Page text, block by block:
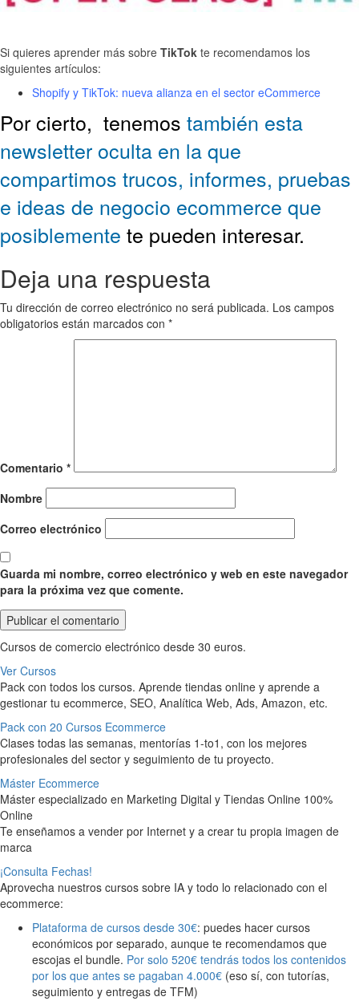
Si quieres aprender más sobre TikTok te recomendamos los
siguientes artículos:
Shopify y TikTok: nueva alianza en el sector eCommerce
Por cierto, tenemos también esta
newsletter oculta en la que
compartimos trucos, informes, pruebas
e ideas de negocio ecommerce que
posiblemente te pueden interesar.
Deja una respuesta
Tu dirección de correo electrónico no será publicada. Los campos
obligatorios están marcados con *
Comentario *
Nombre
Correo electrónico
Guarda mi nombre, correo electrónico y web en este navegador
para la próxima vez que comente.
Cursos de comercio electrónico desde 30 euros.
Ver Cursos
Pack con todos los cursos. Aprende tiendas online y aprende a
gestionar tu ecommerce, SEO, Analítica Web, Ads, Amazon, etc.
Pack con 20 Cursos Ecommerce
Clases todas las semanas, mentorías 1-to1, con los mejores
profesionales del sector y seguimiento de tu proyecto.
Máster Ecommerce
Máster especializado en Marketing Digital y Tiendas Online 100%
Online
Te enseñamos a vender por Internet y a crear tu propia imagen de
marca
¡Consulta Fechas!
Aprovecha nuestros cursos sobre IA y todo lo relacionado con el
ecommerce:
Plataforma de cursos desde 30€: puedes hacer cursos
económicos por separado, aunque te recomendamos que
escojas el bundle. Por solo 520€ tendrás todos los contenidos
por los que antes se pagaban 4.000€ (eso sí, con tutorías,
seguimiento y entregas de TFM)